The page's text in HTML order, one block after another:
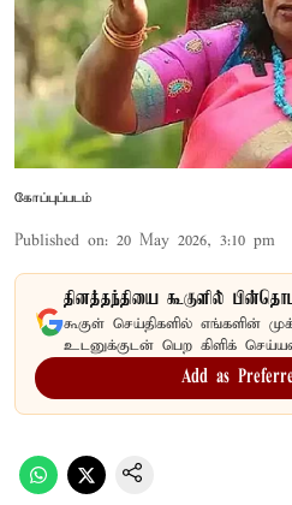
கோப்புப்படம்
Published on: 20 May 2026, 3:10 pm
தினத்தந்தியை கூகுளில்
கூகுள் செய்திகளில் எங்களின்
உடனுக்குடன் பெற கிளிக்
Add as